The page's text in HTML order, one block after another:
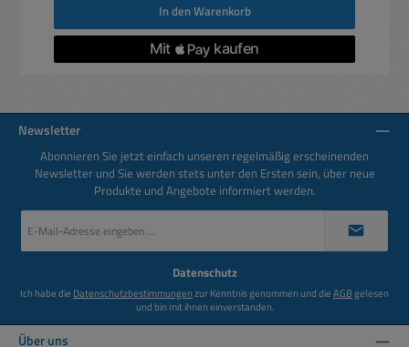
In den Warenkorb
Newsletter
Abonnieren Sie jetzt einfach unseren regelmäßig erscheinenden
Newsletter und Sie werden stets unter den Ersten sein, über neue
Produkte und Angebote informiert werden.
Mail-
Datenschutz
Ich habe die Datenschutzbestimmungenzur Kenntnis genommen und dieAGBgelesen
und bin mit ihnen einverstanden.
Über uns